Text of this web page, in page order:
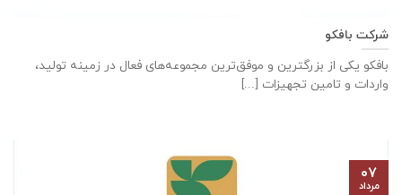
شرکت بافکو
بافکو یکی از بزرگترین و موفق‌ترین مجموعه‌های فعال در زمینه تولید،
واردات و تامین تجهیزات [...]
۰۷
مرداد